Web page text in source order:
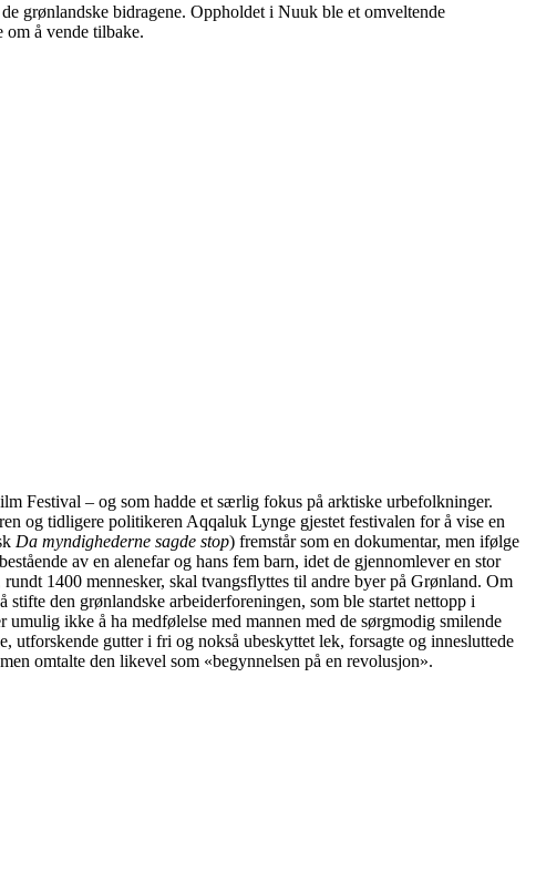
grønlandske bidragene. Oppholdet i Nuuk ble et omveltende
om å vende tilbake.
Festival – og som hadde et særlig fokus på arktiske urbefolkninger.
og tidligere politikeren Aqqaluk Lynge gjestet festivalen for å vise en
Da myndighederne sagde stop) fremstår som en dokumentar, men ifølge
av en alenefar og hans fem barn, idet de gjennomlever en stor
1400 mennesker, skal tvangsflyttes til andre byer på Grønland. Om
den grønlandske arbeiderforeningen, som ble startet nettopp i
ikke å ha medfølelse med mannen med de sørgmodig smilende
utforskende gutter i fri og nokså ubeskyttet lek, forsagte og innesluttede
omtalte den likevel som «begynnelsen på en revolusjon».